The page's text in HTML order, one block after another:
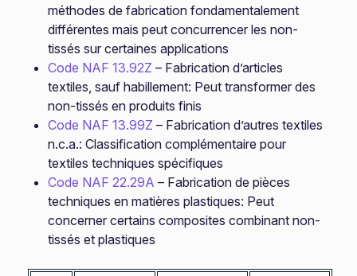
méthodes de fabrication fondamentalement
différentes mais peut concurrencer les non-
tissés sur certaines applications
Code NAF 13.92Z – Fabrication d’articles
textiles, sauf habillement: Peut transformer des
non-tissés en produits finis
Code NAF 13.99Z – Fabrication d’autres textiles
n.c.a.: Classification complémentaire pour
textiles techniques spécifiques
Code NAF 22.29A – Fabrication de pièces
techniques en matières plastiques: Peut
concerner certains composites combinant non-
tissés et plastiques